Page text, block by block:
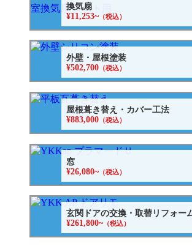
換気扇
¥11,253~（税込）
外壁・屋根塗装
¥502,700 （税込）
屋根葺き替え・カバー工法
¥883,000 （税込）
窓
¥26,080~（税込）
玄関ドアの交換・取替リフォー
¥261,800~（税込）